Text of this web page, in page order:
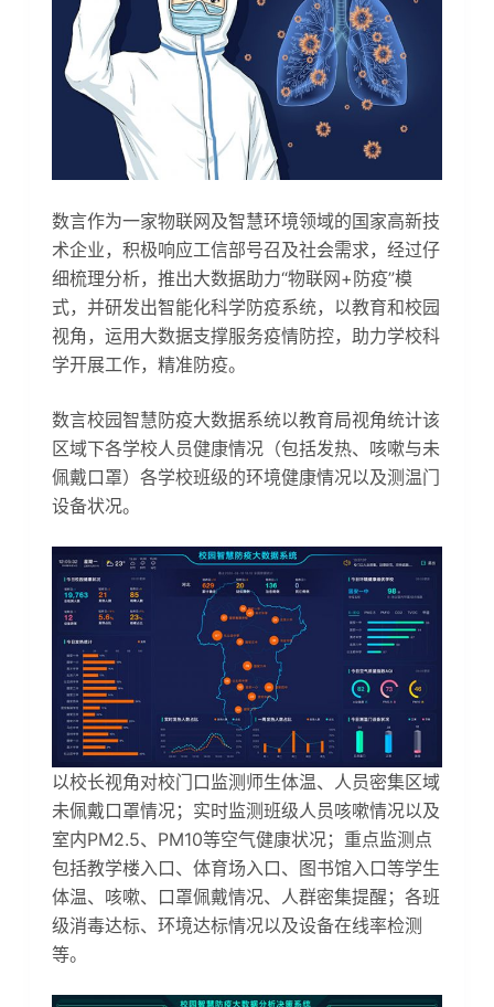
数言作为一家物联网及智慧环境领域的国家高新技
术企业，积极响应工信部号召及社会需求，经过仔
细梳理分析，推出大数据助力“物联网+防疫”模
式，并研发出智能化科学防疫系统，以教育和校园
视角，运用大数据支撑服务疫情防控，助力学校科
学开展工作，精准防疫。
数言校园智慧防疫大数据系统以教育局视角统计该
区域下各学校人员健康情况（包括发热、咳嗽与未
佩戴口罩）各学校班级的环境健康情况以及测温门
设备状况。
以校长视角对校门口监测师生体温、人员密集区域
未佩戴口罩情况；实时监测班级人员咳嗽情况以及
室内PM2.5、PM10等空气健康状况；重点监测点
包括教学楼入口、体育场入口、图书馆入口等学生
体温、咳嗽、口罩佩戴情况、人群密集提醒；各班
级消毒达标、环境达标情况以及设备在线率检测
等。